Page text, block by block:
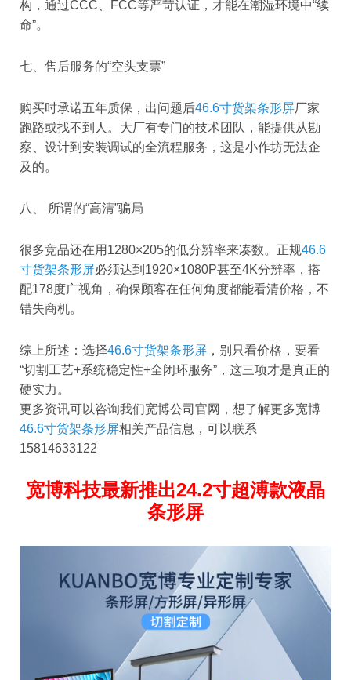
构，通过CCC、FCC等严苛认证，才能在潮湿环境中“续
命”。
七、售后服务的“空头支票”
购买时承诺五年质保，出问题后46.6寸货架条形屏厂家
跑路或找不到人。大厂有专门的技术团队，能提供从勘
察、设计到安装调试的全流程服务，这是小作坊无法企
及的。
八、 所谓的“高清”骗局
很多竞品还在用1280×205的低分辨率来凑数。正规46.6
寸货架条形屏必须达到1920×1080P甚至4K分辨率，搭
配178度广视角，确保顾客在任何角度都能看清价格，不
错失商机。
综上所述：选择46.6寸货架条形屏 ，别只看价格，要看
“切割工艺+系统稳定性+全闭环服务”，这三项才是真正的
硬实力。
更多资讯可以咨询我们宽博公司官网，想了解更多宽博
46.6寸货架条形屏相关产品信息，可以联系
15814633122
宽博科技最新推出24.2寸超溥款液晶
条形屏